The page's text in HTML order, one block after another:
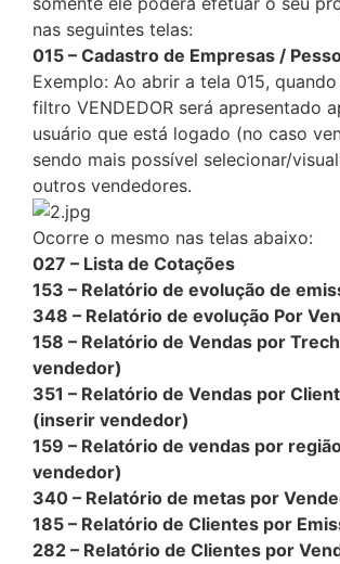
nas seguintes telas:
015 – Cadastro de Empresas /
Exemplo: Ao abrir a tela 015,
filtro VENDEDOR será apresentado
usuário que está logado (no caso
sendo mais possível selecionar/
outros vendedores.
Ocorre o mesmo nas telas abaixo:
027 – Lista de Cotações
153 – Relatório de evolução de
348 – Relatório de evolução Por
158 – Relatório de Vendas por
vendedor)
351 – Relatório de Vendas por
(inserir vendedor)
159 – Relatório de vendas por
vendedor)
340 – Relatório de metas por
185 – Relatório de Clientes por
282 – Relatório de Clientes por